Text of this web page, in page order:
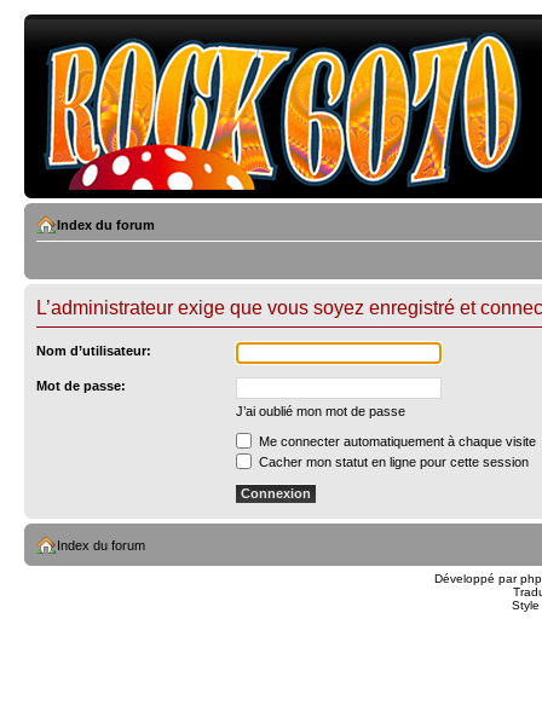
Index du forum
L’administrateur exige que vous soyez enregistré et
Nom d’utilisateur:
Mot de passe:
J’ai oublié mon mot de passe
Me connecter automatiquement à chaque visite
Cacher mon statut en ligne pour cette session
Index du forum
Développé par
Style